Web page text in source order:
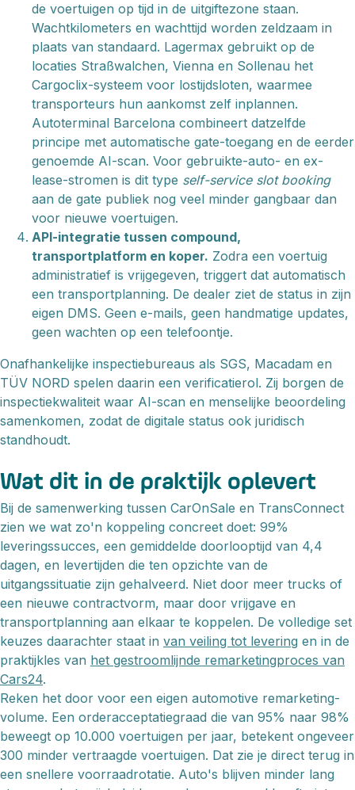
de voertuigen op tijd in de uitgiftezone staan.
Wachtkilometers en wachttijd worden zeldzaam in
plaats van standaard. Lagermax gebruikt op de
locaties Straßwalchen, Vienna en Sollenau het
Cargoclix-systeem voor lostijdsloten, waarmee
transporteurs hun aankomst zelf inplannen.
Autoterminal Barcelona combineert datzelfde
principe met automatische gate-toegang en de eerder
genoemde AI-scan. Voor gebruikte-auto- en ex-
lease-stromen is dit type self-service slot booking
aan de gate publiek nog veel minder gangbaar dan
voor nieuwe voertuigen.
API-integratie tussen compound,
transportplatform en koper. Zodra een voertuig
administratief is vrijgegeven, triggert dat automatisch
een transportplanning. De dealer ziet de status in zijn
eigen DMS. Geen e-mails, geen handmatige updates,
geen wachten op een telefoontje.
Onafhankelijke inspectiebureaus als SGS, Macadam en
TÜV NORD spelen daarin een verificatierol. Zij borgen de
inspectiekwaliteit waar AI-scan en menselijke beoordeling
samenkomen, zodat de digitale status ook juridisch
standhoudt.
Wat dit in de praktijk oplevert
Bij de samenwerking tussen CarOnSale en TransConnect
zien we wat zo'n koppeling concreet doet: 99%
leveringssucces, een gemiddelde doorlooptijd van 4,4
dagen, en levertijden die ten opzichte van de
uitgangssituatie zijn gehalveerd. Niet door meer trucks of
een nieuwe contractvorm, maar door vrijgave en
transportplanning aan elkaar te koppelen. De volledige set
keuzes daarachter staat in van veiling tot levering en in de
praktijkles van het gestroomlijnde remarketingproces van
Cars24.
Reken het door voor een eigen automotive remarketing-
volume. Een orderacceptatiegraad die van 95% naar 98%
beweegt op 10.000 voertuigen per jaar, betekent ongeveer
300 minder vertraagde voertuigen. Dat zie je direct terug in
een snellere voorraadrotatie. Auto's blijven minder lang